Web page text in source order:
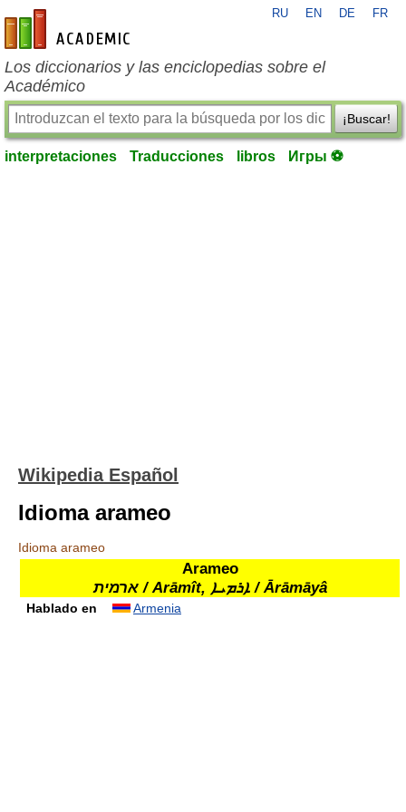
es-academic.com
RU EN DE FR
Los diccionarios y las enciclopedias sobre el
Académico
¡Buscar!
interpretaciones Traducciones libros Игры ⚽
Wikipedia Español
Idioma arameo
Idioma arameo
Arameo
ארמית / Arāmît, ܐܪܡܝܐ / Ārāmāyâ
Hablado en Armenia